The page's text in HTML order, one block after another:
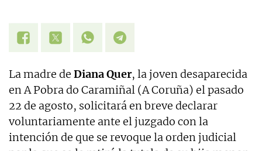
La madre de Diana Quer, la joven desaparecida
en A Pobra do Caramiñal (A Coruña) el pasado
22 de agosto, solicitará en breve declarar
voluntariamente ante el juzgado con la
intención de que se revoque la orden judicial